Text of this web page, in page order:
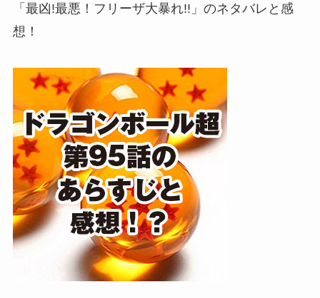
「最凶!最悪！フリーザ大暴れ!!」のネタバレと感
想！